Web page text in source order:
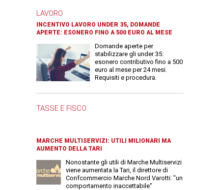
LAVORO
INCENTIVO LAVORO UNDER 35, DOMANDE
APERTE: ESONERO FINO A 500 EURO AL MESE
Domande aperte per
stabilizzare gli under 35:
esonero contributivo fino a 500
euro al mese per 24 mesi.
Requisiti e procedura.
TASSE E FISCO
MARCHE MULTISERVIZI: UTILI MILIONARI MA
AUMENTO DELLA TARI
Nonostante gli utili di Marche Multiservizi
viene aumentata la Tari, il direttore di
Confcommercio Marche Nord Varotti: "un
comportamento inaccettabile"